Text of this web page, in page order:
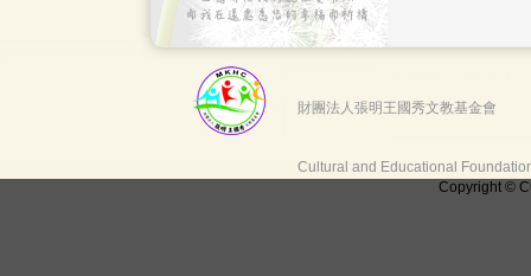
財團法人張明王國秀文教基金會
Cultural and Educational
Copyright ©